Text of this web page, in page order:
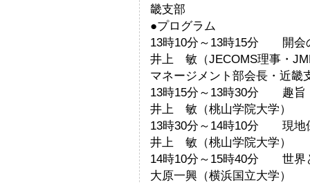
畿支部
●プログラム
13時10分～13時15分 開会
井上 敏（JECOMS理事・
マネージメント部会長・近畿
13時15分～13時30分 趣旨
井上 敏（桃山学院大学）
13時30分～14時10分 現地
井上 敏（桃山学院大学）
14時10分～15時40分 世界
大原一興（横浜国立大学）